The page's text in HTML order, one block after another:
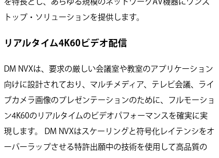
トップ・ソリューションを提供します。
リアルタイム4K60ビデオ配信
DM NVXは、要求の厳しい会議室や教室のアプリケーション
向けに設計されており、マルチメディア、テレビ会議、ライ
ブカメラ画像のプレゼンテーションのために、フルモーショ
ン4K60のリアルタイムのビデオパフォーマンスを確実に実
現します。 DM NVXはスケーリングと符号化レイテンシをオ
ーバーラップさせる特許出願中の技術を使用して高品質の